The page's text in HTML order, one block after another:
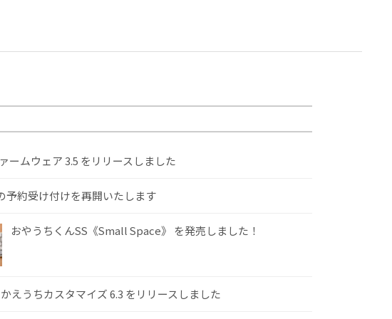
ームウェア 3.5 をリリースしました
予約受け付けを再開いたします
おやうちくんSS《Small Space》 を発売しました！
えうちカスタマイズ 6.3 をリリースしました